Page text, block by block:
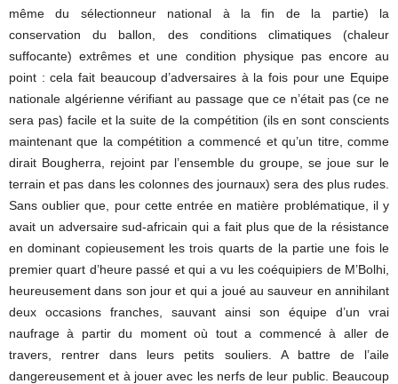
même du sélectionneur national à la fin de la partie) la
conservation du ballon, des conditions climatiques (chaleur
suffocante) extrêmes et une condition physique pas encore au
point : cela fait beaucoup d’adversaires à la fois pour une Equipe
nationale algérienne vérifiant au passage que ce n’était pas (ce ne
sera pas) facile et la suite de la compétition (ils en sont conscients
maintenant que la compétition a commencé et qu’un titre, comme
dirait Bougherra, rejoint par l’ensemble du groupe, se joue sur le
terrain et pas dans les colonnes des journaux) sera des plus rudes.
Sans oublier que, pour cette entrée en matière problématique, il y
avait un adversaire sud-africain qui a fait plus que de la résistance
en dominant copieusement les trois quarts de la partie une fois le
premier quart d’heure passé et qui a vu les coéquipiers de M’Bolhi,
heureusement dans son jour et qui a joué au sauveur en annihilant
deux occasions franches, sauvant ainsi son équipe d’un vrai
naufrage à partir du moment où tout a commencé à aller de
travers, rentrer dans leurs petits souliers. A battre de l’aile
dangereusement et à jouer avec les nerfs de leur public. Beaucoup